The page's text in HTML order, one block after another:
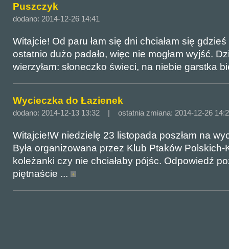
Puszczyk
dodano: 2014-12-26 14:41
Witajcie! Od paru łam się dni chciałam się
ostatnio dużo padało, więc nie mogłam wyjść.
wierzyłam: słoneczko świeci, na niebie garstka
Wycieczka do Łazienek
dodano: 2014-12-13 13:32 | ostatnia zmiana: 2014-12-26
Witajcie!W niedzielę 23 listopada poszłam na
Była organizowana przez Klub Ptaków Polskich-
koleżanki czy nie chciałaby pójśc. Odpowiedź
piętnaście ...